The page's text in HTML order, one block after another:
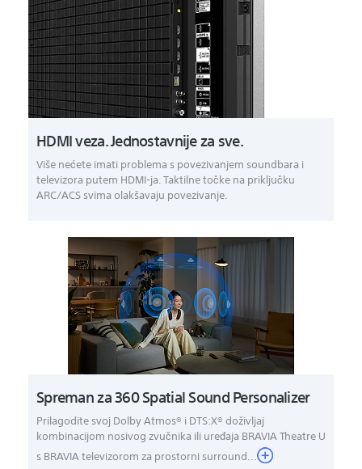
HDMI veza. Jednostavnije za sve.
Više nećete imati problema s povezivanjem soundbara i
televizora putem HDMI-ja. Taktilne točke na priključku
ARC/ACS svima olakšavaju povezivanje.
Spreman za 360 Spatial Sound Personalizer
Prilagodite svoj Dolby Atmos® i DTS:X® doživljaj
kombinacijom nosivog zvučnika ili uređaja BRAVIA Theatre U
s BRAVIA televizorom za prostorni surround...